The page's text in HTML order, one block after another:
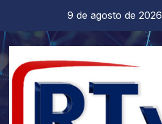
contenido
9 de agosto de 2026